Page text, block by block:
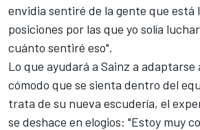
envidia sentiré de la gente que está
posiciones por las que yo solía
cuánto sentiré eso".
Lo que ayudará a Sainz a adaptarse
cómodo que se sienta dentro del
trata de su nueva escudería, el
se deshace en elogios: "Estoy muy